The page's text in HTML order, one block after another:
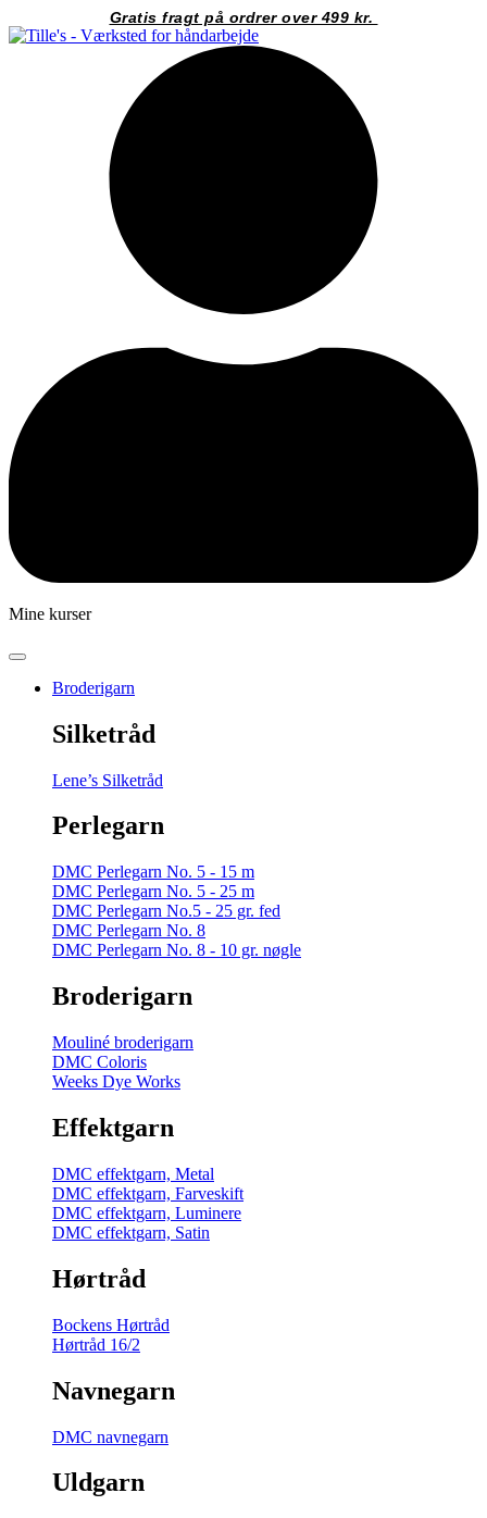
til
Gratis fragt på ordrer over 499 kr.
Mine kurser
Broderigarn
Silketråd
Lene’s Silketråd
Perlegarn
DMC Perlegarn No. 5 - 15 m
DMC Perlegarn No. 5 - 25 m
DMC Perlegarn No.5 - 25 gr. fed
DMC Perlegarn No. 8
DMC Perlegarn No. 8 - 10 gr. nøgle
Broderigarn
Mouliné broderigarn
DMC Coloris
Weeks Dye Works
Effektgarn
DMC effektgarn, Metal
DMC effektgarn, Farveskift
DMC effektgarn, Luminere
DMC effektgarn, Satin
Hørtråd
Bockens Hørtråd
Hørtråd 16/2
Navnegarn
DMC navnegarn
Uldgarn